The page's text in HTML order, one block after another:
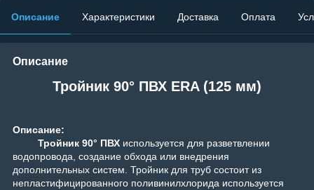
Описание Характеристики Доставка Оплата
Описание
Тройник 90° ПВХ ERA (125 мм)
Описание:
Тройник 90° ПВХ используется для разветвлении
водопровода, создание обхода или внедрения
дополнительных систем. Тройник для труб состоит из
непластифицированного поливинилхлорида используется